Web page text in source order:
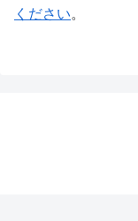
ください。